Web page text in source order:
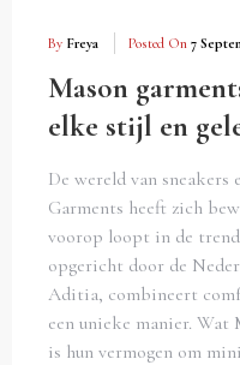
By Freya Posted On 7
Mason
elke stijl en
De wereld van
Garments heeft zich
voorop loopt in de
opgericht door de
Aditia, combineert
een unieke manier. Wat
is hun vermogen om